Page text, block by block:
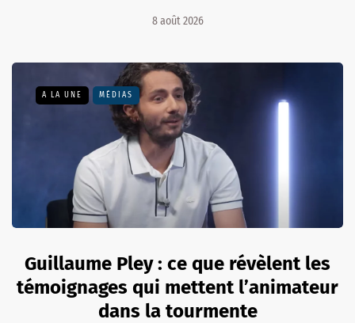
8 août 2026
A LA UNE MÉDIAS
Guillaume Pley : ce que révèlent les
témoignages qui mettent l’animateur
dans la tourmente